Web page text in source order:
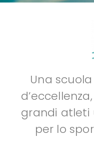
Una
grandi atleti
per lo